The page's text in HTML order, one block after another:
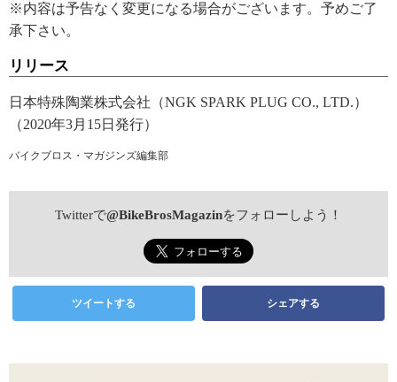
※内容は予告なく変更になる場合がございます。予めご了
承下さい。
リリース
日本特殊陶業株式会社（NGK SPARK PLUG CO., LTD.）
（2020年3月15日発行）
バイクブロス・マガジンズ編集部
Twitterで@BikeBrosMagazinをフォローしよう！
ツイートする シェアする